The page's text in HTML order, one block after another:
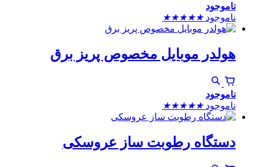
ناموجود
ناموجود ★
★
★
★
★
هولدر موبایل مخصوص پریز برق
ناموجود
ناموجود ★
★
★
★
★
دستگاه رطوبت ساز عروسکی